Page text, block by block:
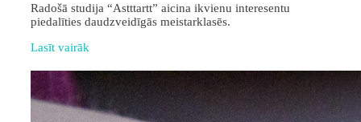
Radošā studija “Astttartt” aicina ikvienu interesentu
piedalīties daudzveidīgās meistarklasēs.
Lasīt vairāk